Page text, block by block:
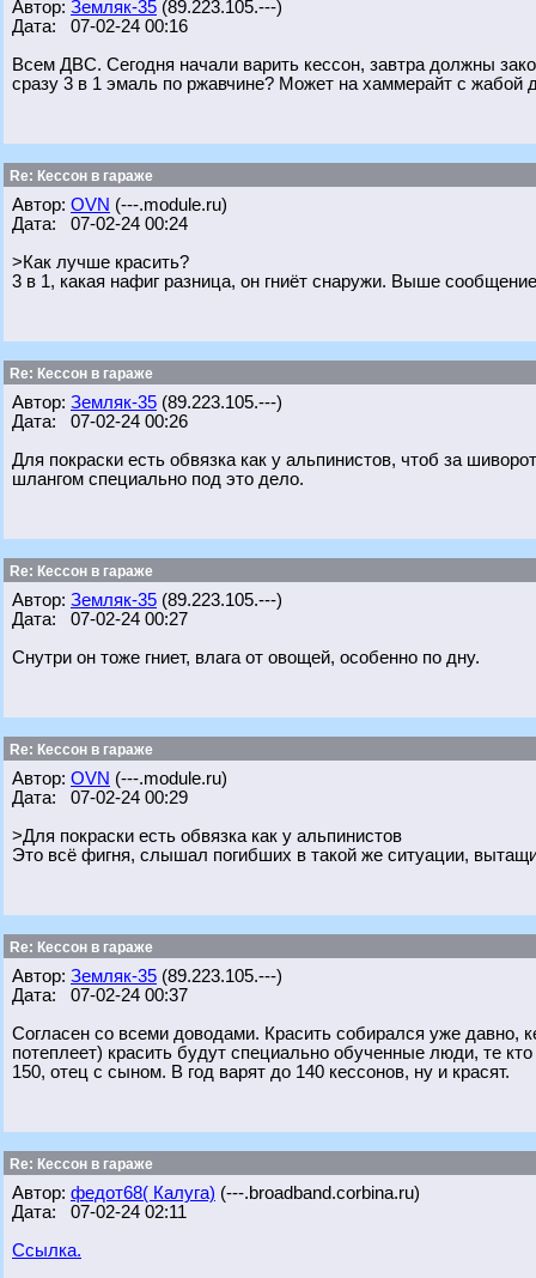
Автор: Земляк-35 (89.223.105.---)
Дата: 07-02-24 00:16
Всем ДВС. Сегодня начали варить кессон, завтра должны
сразу 3 в 1 эмаль по ржавчине? Может на хаммерайт с жабой
Re: Кессон в гараже
Автор: OVN (---.module.ru)
Дата: 07-02-24 00:24
>Как лучше красить?
3 в 1, какая нафиг разница, он гниёт снаружи. Выше
Re: Кессон в гараже
Автор: Земляк-35 (89.223.105.---)
Дата: 07-02-24 00:26
Для покраски есть обвязка как у альпинистов, чтоб за
шлангом специально под это дело.
Re: Кессон в гараже
Автор: Земляк-35 (89.223.105.---)
Дата: 07-02-24 00:27
Снутри он тоже гниет, влага от овощей, особенно по дну.
Re: Кессон в гараже
Автор: OVN (---.module.ru)
Дата: 07-02-24 00:29
>Для покраски есть обвязка как у альпинистов
Это всё фигня, слышал погибших в такой же ситуации,
Re: Кессон в гараже
Автор: Земляк-35 (89.223.105.---)
Дата: 07-02-24 00:37
Согласен со всеми доводами. Красить собирался уже давно,
потеплеет) красить будут специально обученные люди, те
150, отец с сыном. В год варят до 140 кессонов, ну и красят.
Re: Кессон в гараже
Автор: федот68( Калуга) (---.broadband.corbina.ru)
Дата: 07-02-24 02:11
Ссылка.